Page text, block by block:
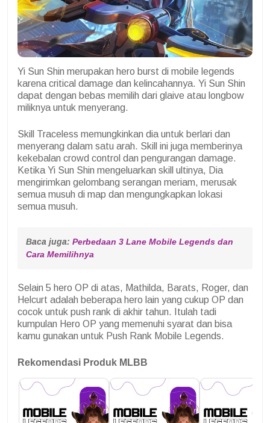
Yi Sun Shin merupakan hero burst di mobile legends
karena critical damage dan kelincahannya. Yi Sun Shin
dapat dengan bebas memilih dari glaive atau longbow
miliknya untuk menyerang.
Skill Traceless memungkinkan dia untuk berlari dan
menyerang dalam satu arah. Skill ini juga memberinya
kekebalan crowd control dan pengurangan damage.
Ketika Yi Sun Shin mengeluarkan skill ultinya, Dia
mengirimkan gelombang serangan meriam, merusak
semua musuh di map dan mengungkapkan lokasi
semua musuh.
Baca juga: Perbedaan 3 Lane Mobile Legends dan
Cara Memilihnya
Selain 5 hero OP di atas, Mathilda, Barats, Roger, dan
Helcurt adalah beberapa hero lain yang cukup OP dan
cocok untuk push rank di akhir tahun. Itulah tadi
kumpulan Hero OP yang memenuhi syarat dan bisa
kamu gunakan untuk Push Rank Mobile Legends.
Rekomendasi Produk MLBB